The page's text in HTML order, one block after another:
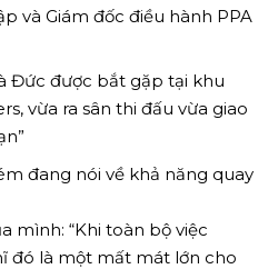
và Giám đốc điều hành PPA
Đức được bắt gặp tại khu
vừa ra sân thi đấu vừa giao
đang nói về khả năng quay
mình: “Khi toàn bộ việc
đó là một mất mát lớn cho